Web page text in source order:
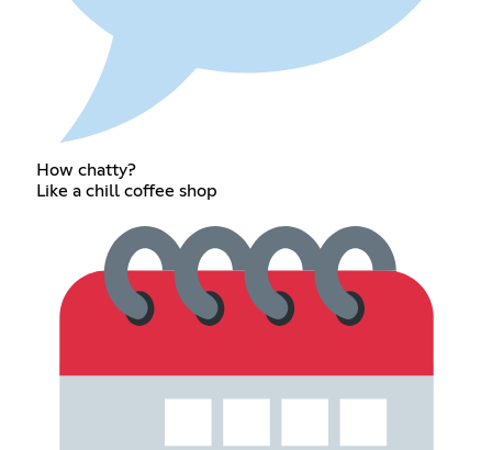
How chatty?
Like a chill coffee shop